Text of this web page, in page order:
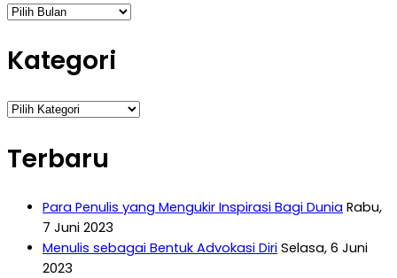
Arsip
Kategori
Kategori
Terbaru
Para Penulis yang Mengukir Inspirasi Bagi Dunia Rabu,
7 Juni 2023
Menulis sebagai Bentuk Advokasi Diri Selasa, 6 Juni
2023